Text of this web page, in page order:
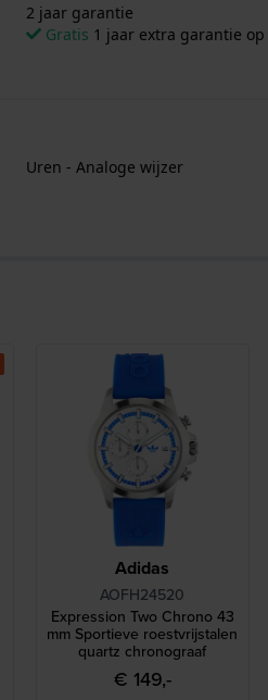
2 jaar garantie
Gratis 1 jaar extra garantie
Uren - Analoge wijzer
Adidas
AOFH24520
Expression Two Chrono 43
mm Sportieve roestvrijstalen
quartz chronograaf
€ 149,-